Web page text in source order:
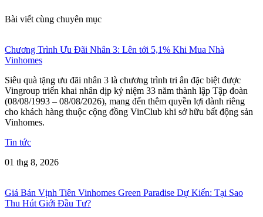
Bài viết cùng chuyên mục
Chương Trình Ưu Đãi Nhân 3: Lên tới 5,1% Khi Mua Nhà
Vinhomes
Siêu quà tặng ưu đãi nhân 3 là chương trình tri ân đặc biệt được
Vingroup triển khai nhân dịp kỷ niệm 33 năm thành lập Tập đoàn
(08/08/1993 – 08/08/2026), mang đến thêm quyền lợi dành riêng
cho khách hàng thuộc cộng đồng VinClub khi sở hữu bất động sản
Vinhomes.
Tin tức
01 thg 8, 2026
Giá Bán Vịnh Tiên Vinhomes Green Paradise Dự Kiến: Tại Sao
Thu Hút Giới Đầu Tư?